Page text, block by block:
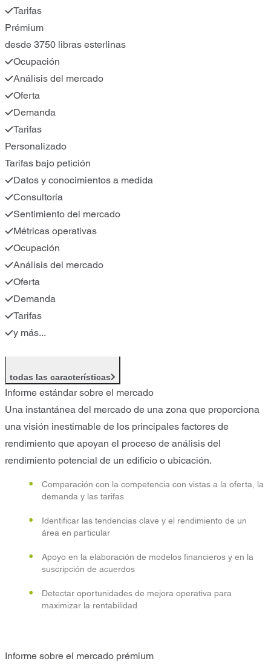
Tarifas
Prémium
desde 3750 libras esterlinas
Ocupación
Análisis del mercado
Oferta
Demanda
Tarifas
Personalizado
Tarifas bajo petición
Datos y conocimientos a medida
Consultoría
Sentimiento del mercado
Métricas operativas
Ocupación
Análisis del mercado
Oferta
Demanda
Tarifas
y más...
todas las características
Informe estándar sobre el mercado
Una instantánea del mercado de una zona que proporciona
una visión inestimable de los principales factores de
rendimiento que apoyan el proceso de análisis del
rendimiento potencial de un edificio o ubicación.
Comparación con la competencia con vistas a la oferta, la
demanda y las tarifas
Identificar las tendencias clave y el rendimiento de un
área en particular
Apoyo en la elaboración de modelos financieros y en la
suscripción de acuerdos
Detectar oportunidades de mejora operativa para
maximizar la rentabilidad
Informe sobre el mercado prémium